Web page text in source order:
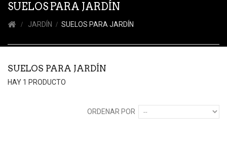
SUELOS PARA JARDÍN
JARDÍN SUELOS PARA JARDÍN
SUELOS PARA JARDÍN
HAY 1 PRODUCTO
ORDENAR POR